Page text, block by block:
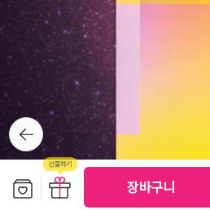
장바구니
뒤로가
기